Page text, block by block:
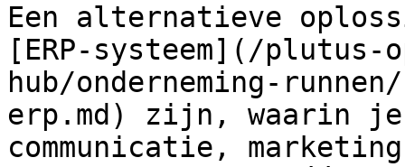
Een alternatieve
[ERP-systeem](/plutus-
hub/onderneming-
erp.md) zijn, waarin je
communicatie,